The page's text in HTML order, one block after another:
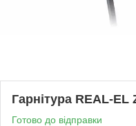
Гарнітура REAL-
Готово до відправки